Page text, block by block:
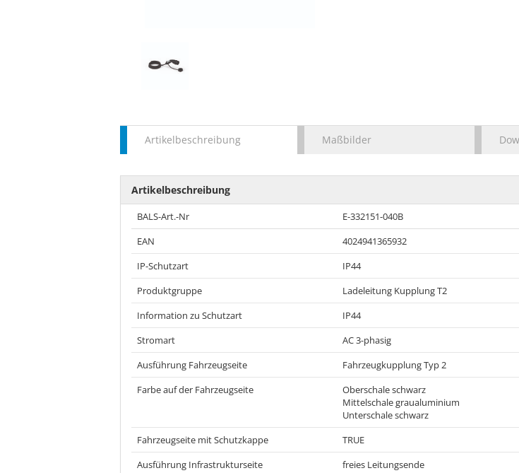
Artikelbeschreibung Maßbilder
Artikelbeschreibung
BALS-Art.-Nr
E-332151-040B
EAN
4024941365932
IP-Schutzart
IP44
Produktgruppe
Ladeleitung Kupplung T2
Information zu Schutzart
IP44
Stromart
AC 3-phasig
Ausführung Fahrzeugseite
Fahrzeugkupplung Typ 2
Farbe auf der Fahrzeugseite
Oberschale schwarz
Mittelschale graualuminium
Unterschale schwarz
Fahrzeugseite mit Schutzkappe
TRUE
Ausführung Infrastrukturseite
freies Leitungsende